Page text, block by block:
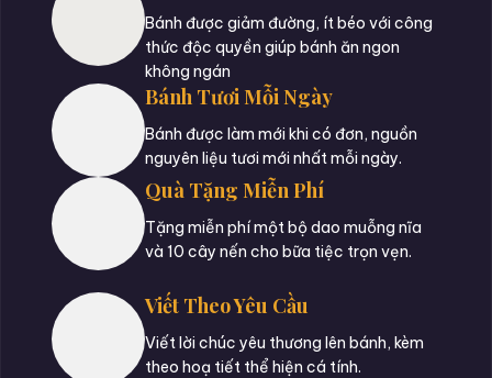
Bánh được giảm đường, ít béo với công
thức độc quyền giúp bánh ăn ngon
không ngán
Bánh Tươi Mỗi Ngày
Bánh được làm mới khi có đơn, nguồn
nguyên liệu tươi mới nhất mỗi ngày.
Quà Tặng Miễn Phí
Tặng miễn phí một bộ dao muỗng nĩa
và 10 cây nến cho bữa tiệc trọn vẹn.
Viết Theo Yêu Cầu
Viết lời chúc yêu thương lên bánh, kèm
theo hoạ tiết thể hiện cá tính.